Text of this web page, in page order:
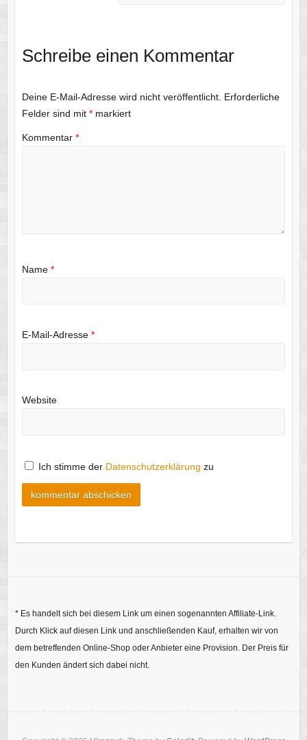
Schreibe einen Kommentar
Deine E-Mail-Adresse wird nicht veröffentlicht. Erforderliche
Felder sind mit *markiert
Kommentar *
Name *
E-Mail-Adresse *
Website
Ich stimme der Datenschutzerklärung zu
* Es handelt sich bei diesem Link um einen sogenannten Affiliate-Link.
Durch Klick auf diesen Link und anschließenden Kauf, erhalten wir von
dem betreffenden Online-Shop oder Anbieter eine Provision. Der Preis für
den Kunden ändert sich dabei nicht.